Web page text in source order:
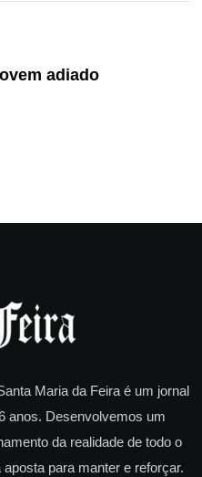
adiado
Maria da Feira é um jornal
anos. Desenvolvemos um
da realidade de todo o
para manter e reforçar.